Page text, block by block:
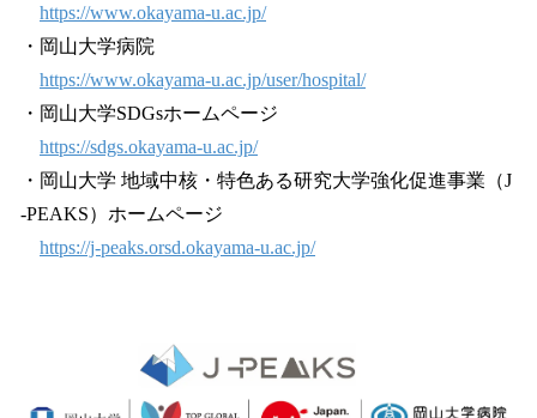
https://www.okayama-u.ac.jp/
・岡山大学病院
https://www.okayama-u.ac.jp/user/hospital/
・岡山大学SDGsホームページ
https://sdgs.okayama-u.ac.jp/
・岡山大学 地域中核・特色ある研究大学強化促進事業（J
-PEAKS）ホームページ
https://j-peaks.orsd.okayama-u.ac.jp/